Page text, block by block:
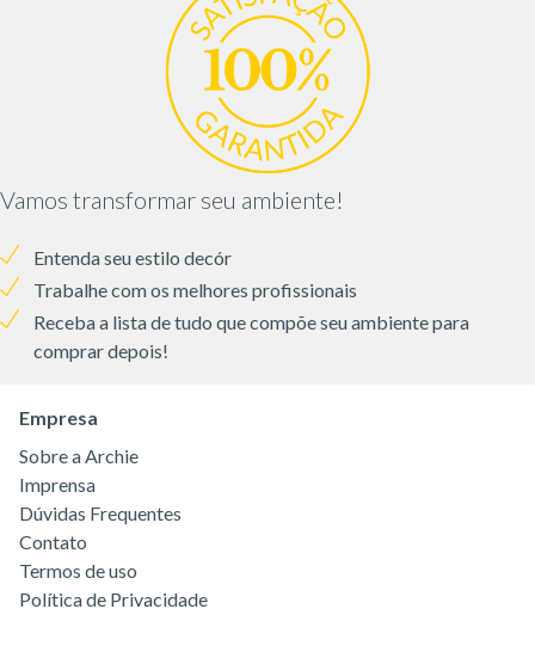
Empresa
Sobre a Archie
Imprensa
Dúvidas Frequentes
Contato
Termos de uso
Política de Privacidade
Vamos transformar seu ambiente!
Entenda seu estilo decór
Trabalhe com os melhores profissionais
Receba a lista de tudo que compõe seu ambiente para
comprar depois!